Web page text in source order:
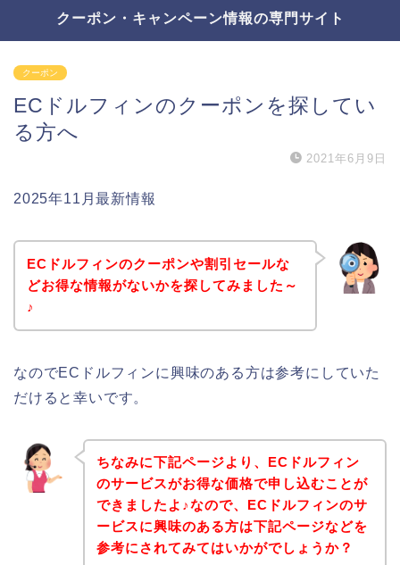
クーポン・キャンペーン情報の専門サイト
クーポン
ECドルフィンのクーポンを探してい
る方へ
2021年6月9日
2025年11月最新情報
ECドルフィンのクーポンや割引セールな
どお得な情報がないかを探してみました～
♪
なのでECドルフィンに興味のある方は参考にしていた
だけると幸いです。
ちなみに下記ページより、ECドルフィン
のサービスがお得な価格で申し込むことが
できましたよ♪なので、ECドルフィンのサ
ービスに興味のある方は下記ページなどを
参考にされてみてはいかがでしょうか？